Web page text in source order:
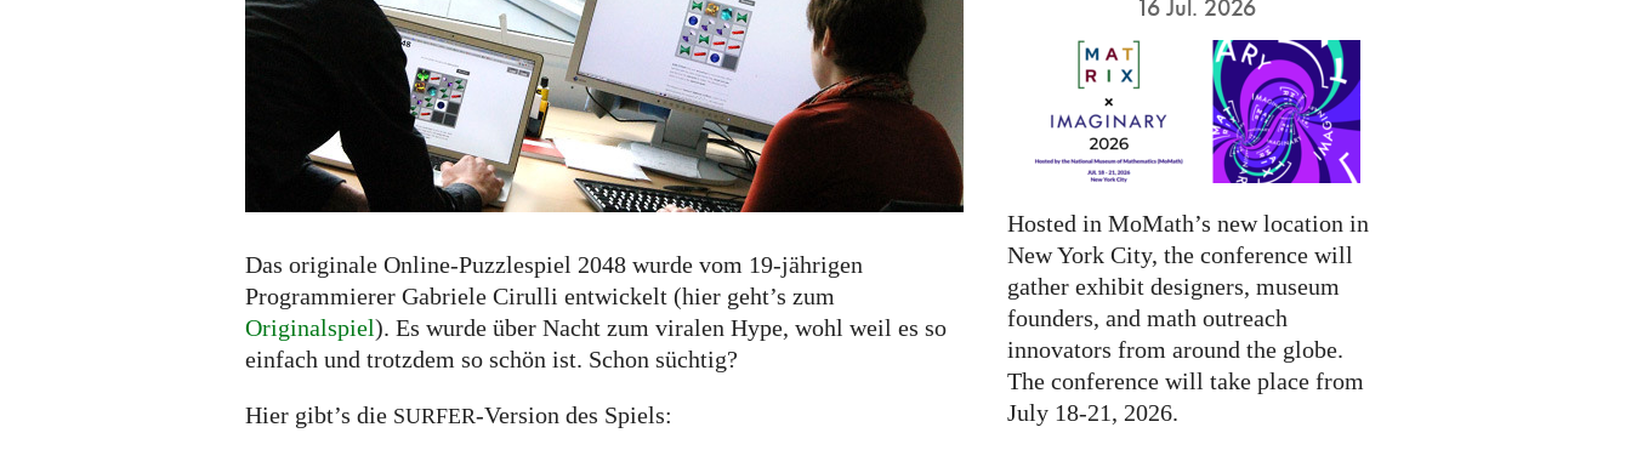
Suchtpotential!
Das originale Online-Puzzlespiel 2048 wurde vom 19-jährigen
Programmierer Gabriele Cirulli entwickelt (hier geht’s zum
Originalspiel). Es wurde über Nacht zum viralen Hype, wohl weil es so
einfach und trotzdem so schön ist. Schon süchtig?
Hier gibt’s die SURFER-Version des Spiels:
16 Jul. 2026
Hosted in MoMath’s new location in
New York City, the conference will
gather exhibit designers, museum
founders, and math outreach
innovators from around the globe.
The conference will take place from
July 18-21, 2026.